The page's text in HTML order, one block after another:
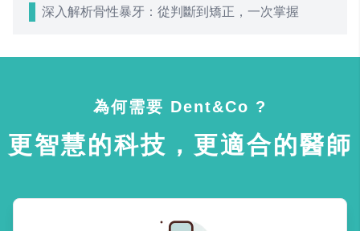
深入解析骨性暴牙：從判斷到矯正，一次掌握
為何需要 Dent&Co ?
更智慧的科技，更適合的醫師